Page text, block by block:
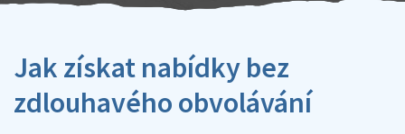
Jak získat nabídky bez
zdlouhavého obvolávání